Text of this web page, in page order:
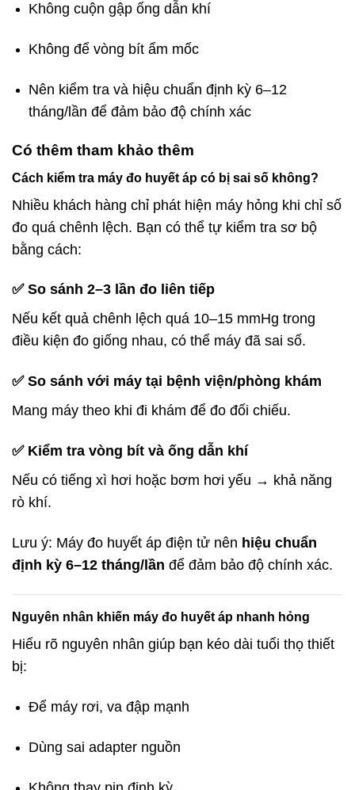
Không cuộn gập ống dẫn khí
Không để vòng bít ẩm mốc
Nên kiểm tra và hiệu chuẩn định kỳ 6–12
tháng/lần để đảm bảo độ chính xác
Có thêm tham khảo thêm
Cách kiểm tra máy đo huyết áp có bị sai số không?
Nhiều khách hàng chỉ phát hiện máy hỏng khi chỉ số
đo quá chênh lệch. Bạn có thể tự kiểm tra sơ bộ
bằng cách:
✅ So sánh 2–3 lần đo liên tiếp
Nếu kết quả chênh lệch quá 10–15 mmHg trong
điều kiện đo giống nhau, có thể máy đã sai số.
✅ So sánh với máy tại bệnh viện/phòng khám
Mang máy theo khi đi khám để đo đối chiếu.
✅ Kiểm tra vòng bít và ống dẫn khí
Nếu có tiếng xì hơi hoặc bơm hơi yếu → khả năng
rò khí.
Lưu ý: Máy đo huyết áp điện tử nên hiệu chuẩn
định kỳ 6–12 tháng/lần để đảm bảo độ chính xác.
Nguyên nhân khiến máy đo huyết áp nhanh hỏng
Hiểu rõ nguyên nhân giúp bạn kéo dài tuổi thọ thiết
bị:
Để máy rơi, va đập mạnh
Dùng sai adapter nguồn